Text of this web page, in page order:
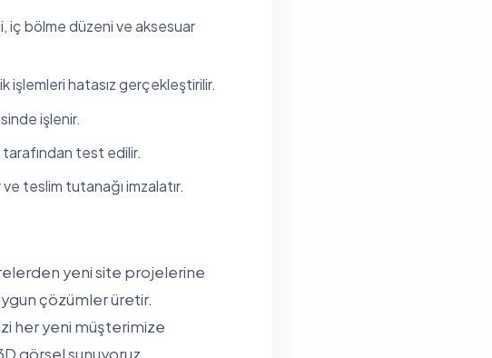
iç bölme düzeni ve aksesuar
işlemleri hatasız gerçekleştirilir.
işlenir.
test edilir.
teslim tutanağı imzalatır.
yeni site projelerine
çözümler üretir.
her yeni müşterimize